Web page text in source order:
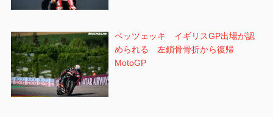
ベッツェッキ イギリスGP出場が認
められる 左鎖骨骨折から復帰
MotoGP